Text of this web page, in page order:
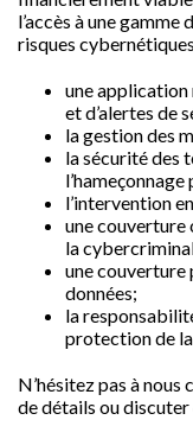
l’accès à une
risques
une
et d’alertes de
la gestion des
la sécurité des
l’intervention
une couverture
la
une
données;
la
protection de
N’hésitez pas à
de détails ou